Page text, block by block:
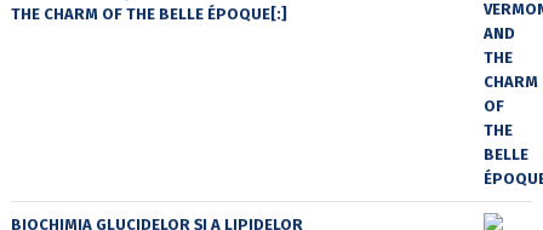
THE CHARM OF THE BELLE ÉPOQUE[:]
BIOCHIMIA GLUCIDELOR ȘI A LIPIDELOR